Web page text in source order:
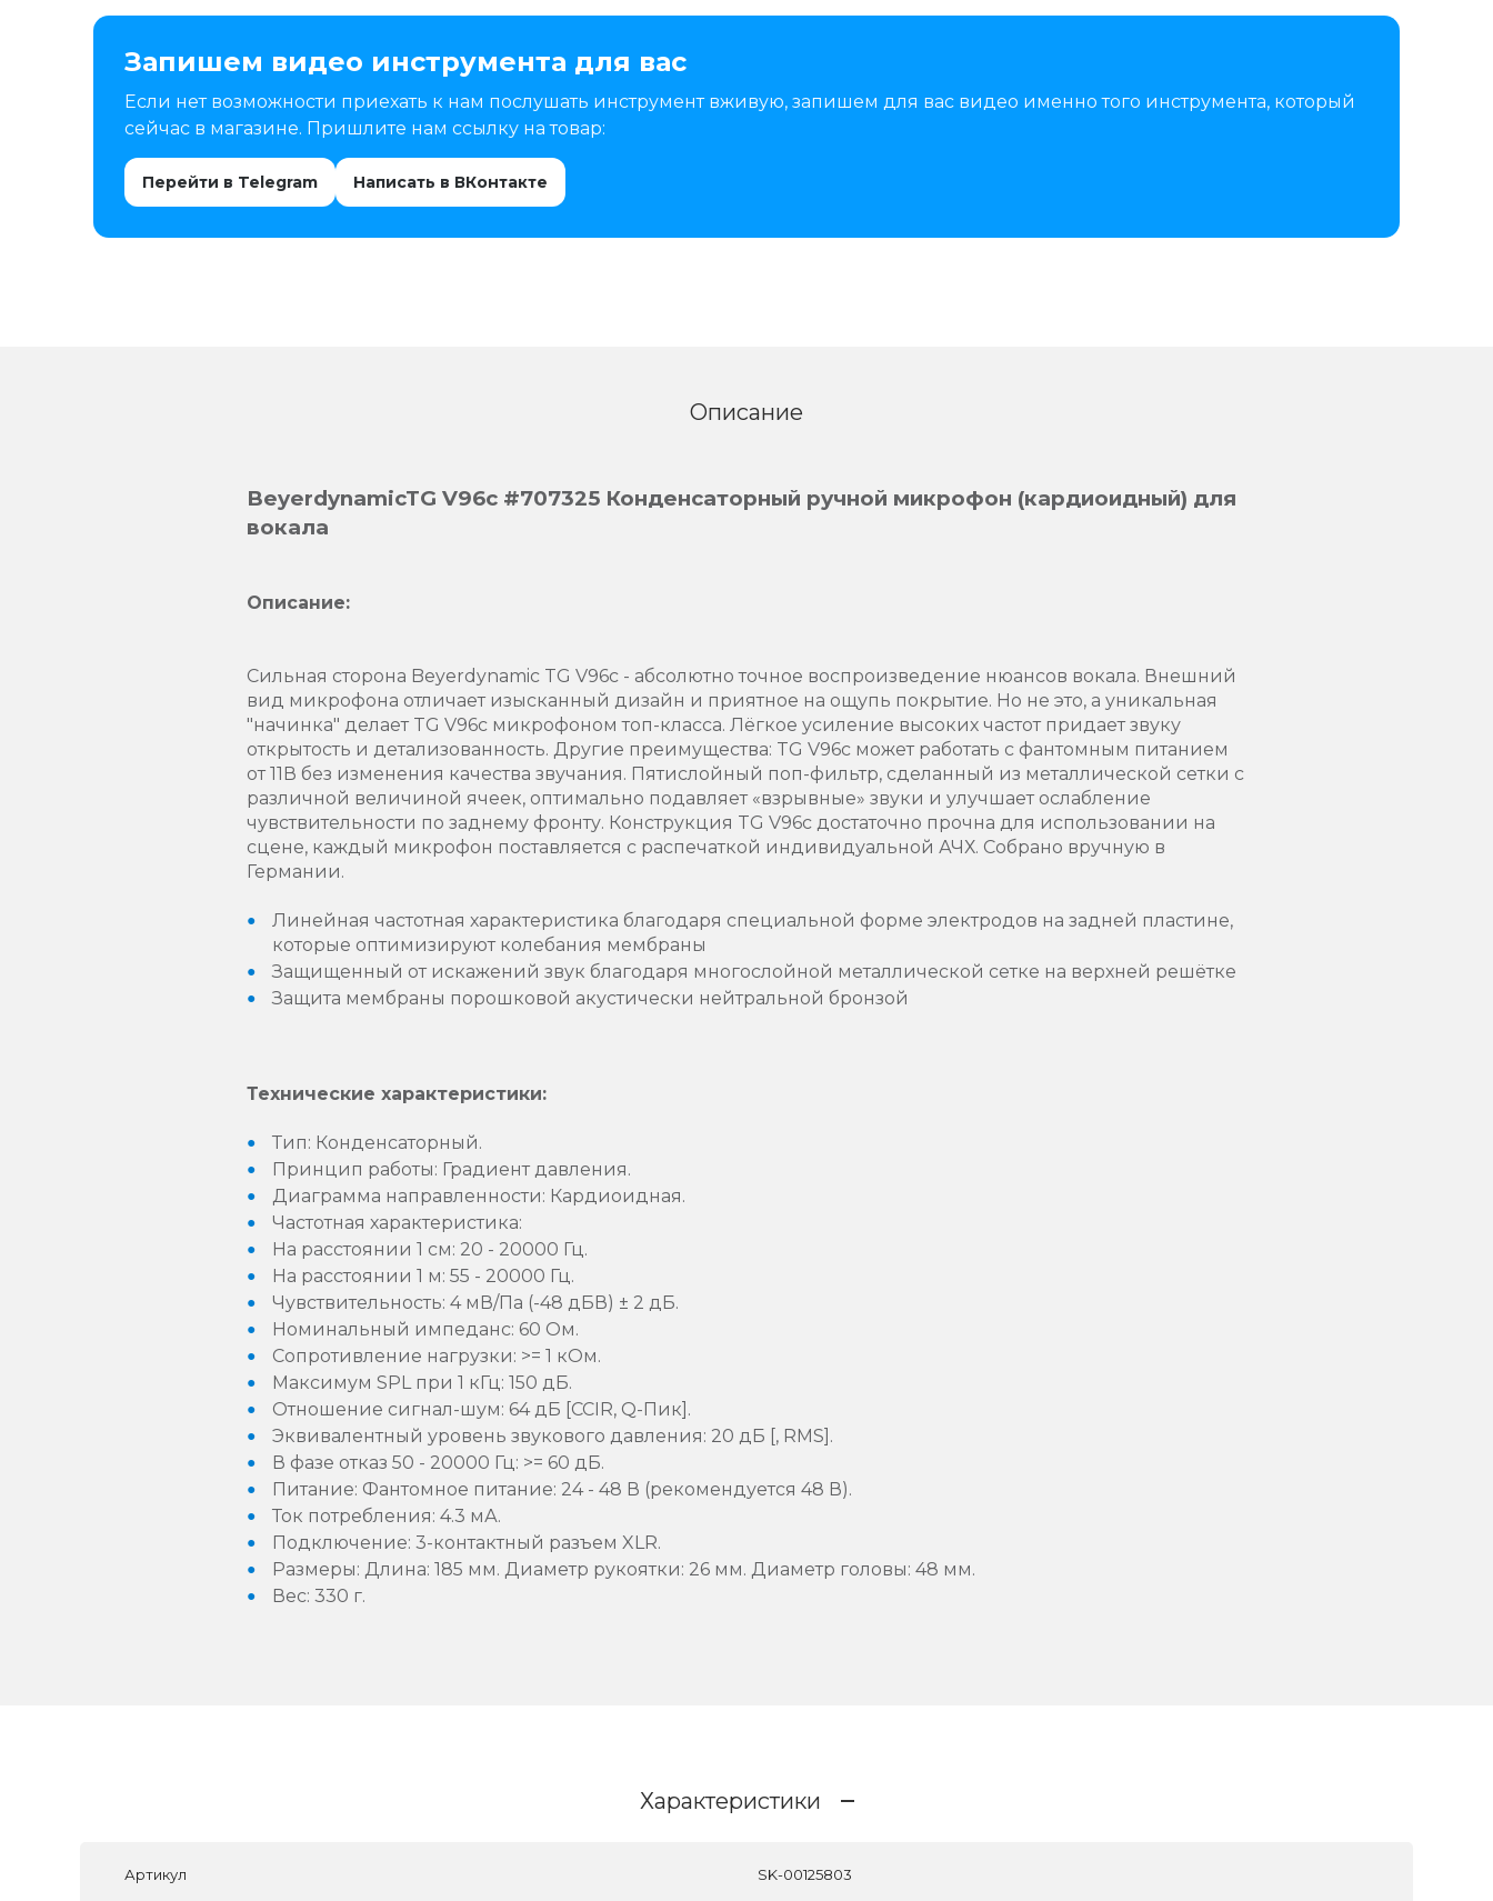
Запишем видео инструмента для вас
Если нет возможности приехать к нам послушать инструмент вживую, запишем для вас видео именно того инструмента, который
сейчас в магазине. Пришлите нам ссылку на товар:
Перейти в Telegram Написать в ВКонтакте
Описание
BeyerdynamicTG V96c #707325 Конденсаторный ручной микрофон (кардиоидный) для
вокала
Описание:
Сильная сторона Beyerdynamic TG V96c - абсолютно точное воспроизведение нюансов вокала. Внешний
вид микрофона отличает изысканный дизайн и приятное на ощупь покрытие. Но не это, а уникальная
"начинка" делает TG V96c микрофоном топ-класса. Лёгкое усиление высоких частот придает звуку
открытость и детализованность. Другие преимущества: TG V96c может работать с фантомным питанием
от 11В без изменения качества звучания. Пятислойный поп-фильтр, сделанный из металлической сетки с
различной величиной ячеек, оптимально подавляет «взрывные» звуки и улучшает ослабление
чувствительности по заднему фронту. Конструкция TG V96c достаточно прочна для использовании на
сцене, каждый микрофон поставляется с распечаткой индивидуальной АЧХ. Собрано вручную в
Германии.
Линейная частотная характеристика благодаря специальной форме электродов на задней пластине,
которые оптимизируют колебания мембраны
Защищенный от искажений звук благодаря многослойной металлической сетке на верхней решётке
Защита мембраны порошковой акустически нейтральной бронзой
Технические характеристики:
Тип: Конденсаторный.
Принцип работы: Градиент давления.
Диаграмма направленности: Кардиоидная.
Частотная характеристика:
На расстоянии 1 см: 20 - 20000 Гц.
На расстоянии 1 м: 55 - 20000 Гц.
Чувствительность: 4 мВ/Па (-48 дБВ) ± 2 дБ.
Номинальный импеданс: 60 Ом.
Сопротивление нагрузки: >= 1 кОм.
Максимум SPL при 1 кГц: 150 дБ.
Отношение сигнал-шум: 64 дБ [CCIR, Q-Пик].
Эквивалентный уровень звукового давления: 20 дБ [, RMS].
В фазе отказ 50 - 20000 Гц: >= 60 дБ.
Питание: Фантомное питание: 24 - 48 В (рекомендуется 48 В).
Ток потребления: 4.3 мА.
Подключение: 3-контактный разъем XLR.
Размеры: Длина: 185 мм. Диаметр рукоятки: 26 мм. Диаметр головы: 48 мм.
Вес: 330 г.
Характеристики
Артикул SK-00125803